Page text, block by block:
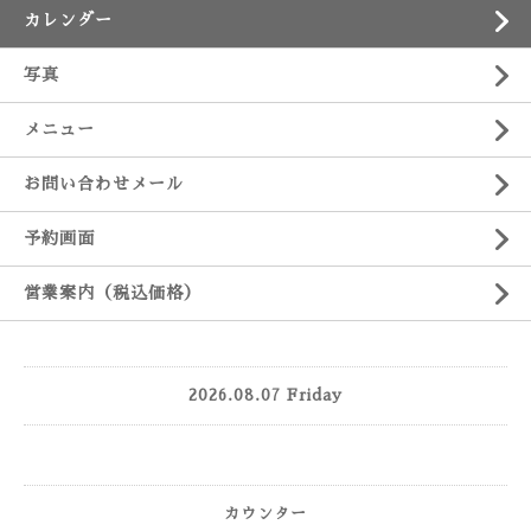
カレンダー
写真
メニュー
お問い合わせメール
予約画面
営業案内（税込価格）
2026.08.07 Friday
カウンター